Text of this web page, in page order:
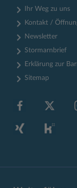
Ihr Weg zu uns
Kontakt /
Newsletter
Stormarnbrief
Erklärung zur
Sitemap